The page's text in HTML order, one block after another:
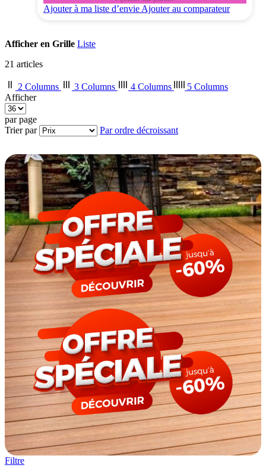
Ajouter à ma liste d’envie Ajouter au comparateur
Afficher en Grille Liste
21 articles
2 Columns 3 Columns 4 Columns
5 Columns
Afficher
par page
Trier par
Par ordre décroissant
Filtre